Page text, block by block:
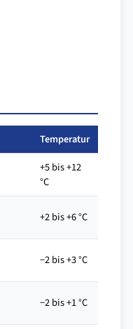
Temperatur
+5 bis +12
°C
+2 bis +6 °C
−2 bis +3 °C
−2 bis +1 °C